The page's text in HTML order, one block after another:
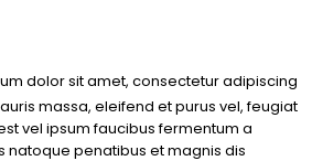
dolor sit amet, consectetur adipiscing
massa, eleifend et purus vel, feugiat
vel ipsum faucibus fermentum a
natoque penatibus et magnis dis